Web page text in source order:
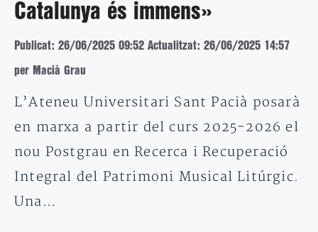
Catalunya és immens»
Publicat: 26/06/2025 09:52 Actualitzat: 26/06/2025 14:57
per Macià Grau
L’Ateneu Universitari Sant Pacià posarà
en marxa a partir del curs 2025-2026 el
nou Postgrau en Recerca i Recuperació
Integral del Patrimoni Musical Litúrgic.
Una…